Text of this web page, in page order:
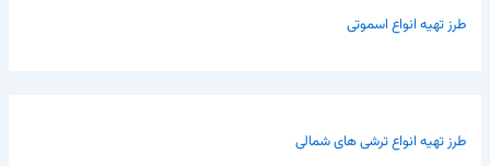
طرز تهیه انواع اسموتی
طرز تهیه انواع ترشی های شمالی